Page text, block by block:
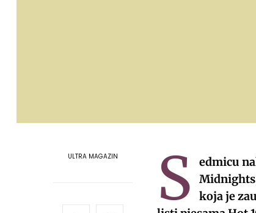
ULTRA MAGAZIN S
edmicu
koja je